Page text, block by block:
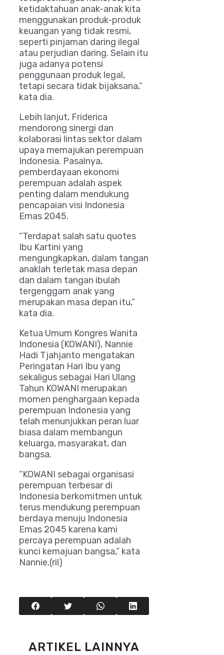
ketidaktahuan anak-anak kita
menggunakan produk-produk
keuangan yang tidak resmi,
seperti pinjaman daring ilegal
atau perjudian daring. Selain itu
juga adanya potensi
penggunaan produk legal,
tetapi secara tidak bijaksana,”
kata dia.
Lebih lanjut, Friderica
mendorong sinergi dan
kolaborasi lintas sektor dalam
upaya memajukan perempuan
Indonesia. Pasalnya,
pemberdayaan ekonomi
perempuan adalah aspek
penting dalam mendukung
pencapaian visi Indonesia
Emas 2045.
“Terdapat salah satu quotes
Ibu Kartini yang
mengungkapkan, dalam tangan
anaklah terletak masa depan
dan dalam tangan ibulah
tergenggam anak yang
merupakan masa depan itu,”
kata dia.
Ketua Umum Kongres Wanita
Indonesia (KOWANI), Nannie
Hadi Tjahjanto mengatakan
Peringatan Hari Ibu yang
sekaligus sebagai Hari Ulang
Tahun KOWANI merupakan
momen penghargaan kepada
perempuan Indonesia yang
telah menunjukkan peran luar
biasa dalam membangun
keluarga, masyarakat, dan
bangsa.
“KOWANI sebagai organisasi
perempuan terbesar di
Indonesia berkomitmen untuk
terus mendukung perempuan
berdaya menuju Indonesia
Emas 2045 karena kami
percaya perempuan adalah
kunci kemajuan bangsa,” kata
Nannie.(ril)
ARTIKEL LAINNYA